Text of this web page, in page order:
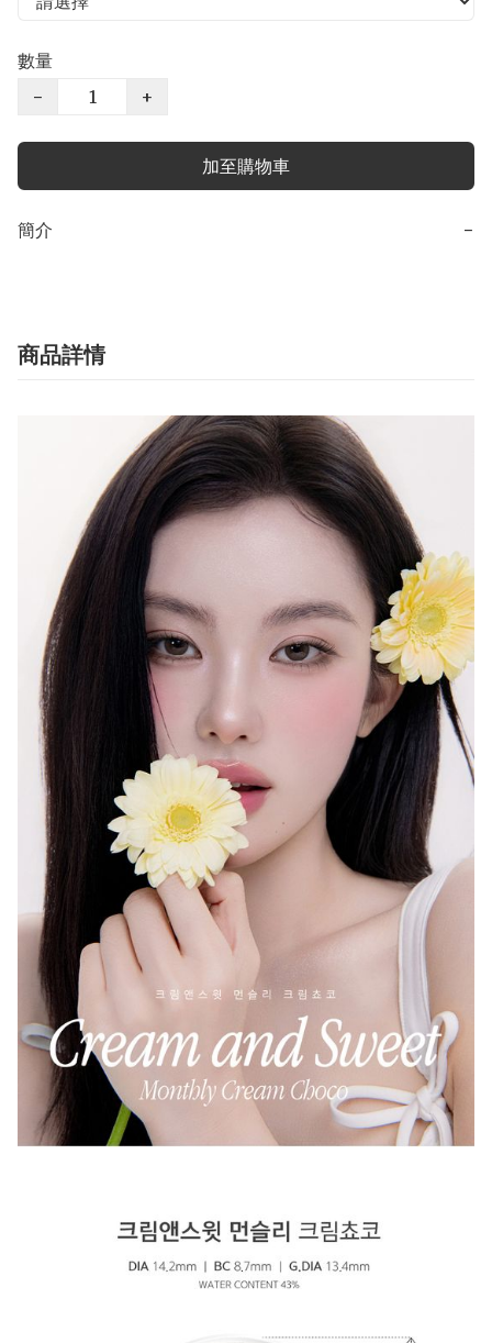
數量
−
+
加至購物車
簡介 −
商品詳情